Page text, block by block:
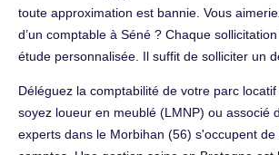
toute approximation est bannie. Vous
d’un comptable à Séné ? Chaque sollicitation
étude personnalisée. Il suffit de solliciter un
Déléguez la comptabilité de votre parc
soyez loueur en meublé (LMNP) ou associé
experts dans le Morbihan (56) s'occupent